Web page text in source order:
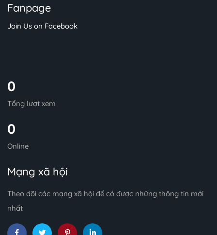
Fanpage
Join Us on Facebook
0
Tổng lượt xem
0
Online
Mạng xã hội
Theo dõi các mạng xã hội để có được những thông tin mới
nhất